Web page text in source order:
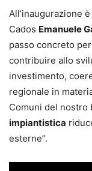
All’inaugurazione
Cados Emanuele
passo concreto
contribuire allo
investimento,
regionale in
Comuni del nostro
impiantistica
esterne”.